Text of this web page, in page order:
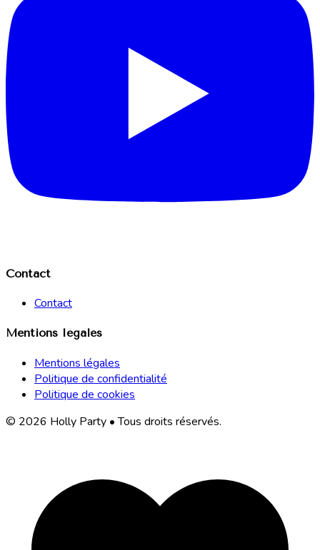
Contact
Contact
Mentions légales
Mentions légales
Politique de confidentialité
Politique de cookies
© 2026 Holly Party • Tous droits réservés.